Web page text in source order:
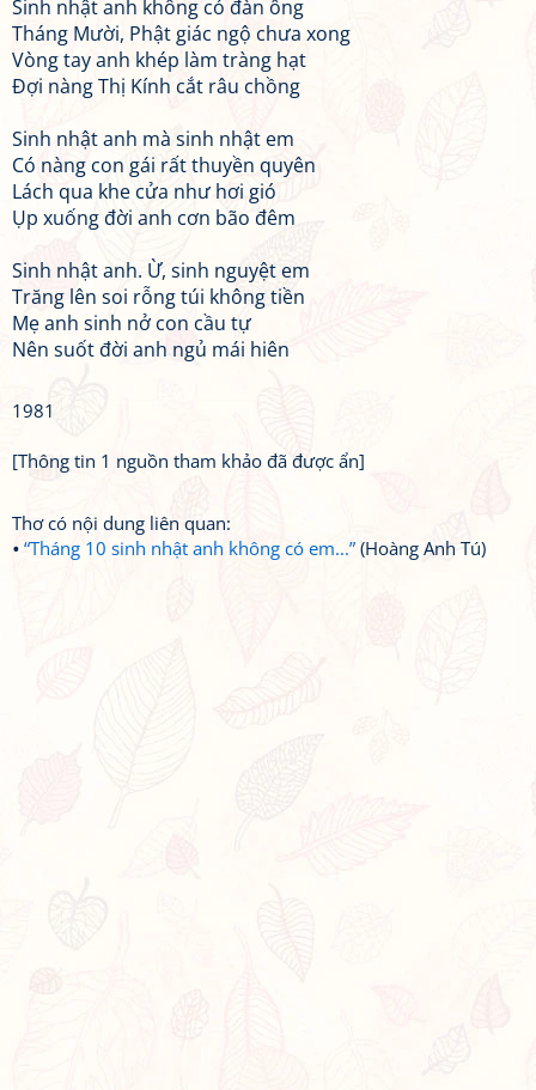
Sinh nhật anh không có đàn ông
Tháng Mười, Phật giác ngộ chưa xong
Vòng tay anh khép làm tràng hạt
Đợi nàng Thị Kính cắt râu chồng
Sinh nhật anh mà sinh nhật em
Có nàng con gái rất thuyền quyên
Lách qua khe cửa như hơi gió
Ụp xuống đời anh cơn bão đêm
Sinh nhật anh. Ừ, sinh nguyệt em
Trăng lên soi rỗng túi không tiền
Mẹ anh sinh nở con cầu tự
Nên suốt đời anh ngủ mái hiên
1981
[Thông tin 1 nguồn tham khảo đã được ẩn]
Thơ có nội dung liên quan:
“Tháng 10 sinh nhật anh không có em...” (Hoàng Anh Tú)